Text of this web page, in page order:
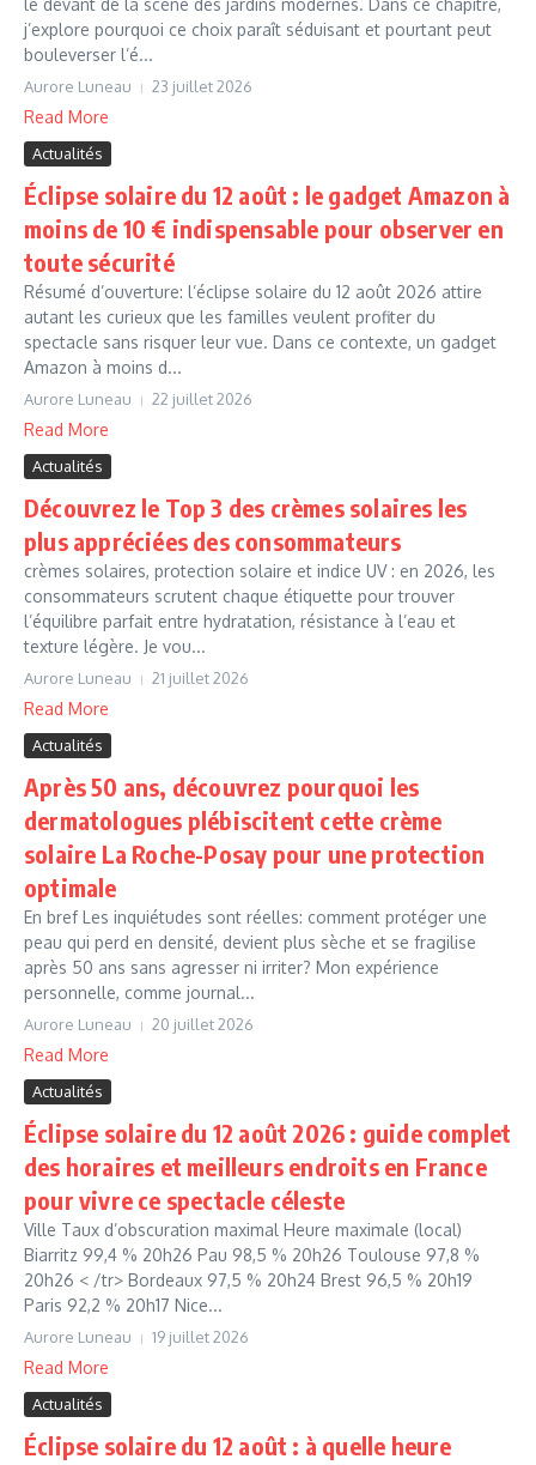
le devant de la scène des jardins modernes. Dans ce chapitre,
j’explore pourquoi ce choix paraît séduisant et pourtant peut
bouleverser l’é...
Aurore Luneau 23 juillet 2026
Read More
Actualités
Éclipse solaire du 12 août : le gadget Amazon à
moins de 10 € indispensable pour observer en
toute sécurité
Résumé d’ouverture: l’éclipse solaire du 12 août 2026 attire
autant les curieux que les familles veulent profiter du
spectacle sans risquer leur vue. Dans ce contexte, un gadget
Amazon à moins d...
Aurore Luneau 22 juillet 2026
Read More
Actualités
Découvrez le Top 3 des crèmes solaires les
plus appréciées des consommateurs
crèmes solaires, protection solaire et indice UV : en 2026, les
consommateurs scrutent chaque étiquette pour trouver
l’équilibre parfait entre hydratation, résistance à l’eau et
texture légère. Je vou...
Aurore Luneau 21 juillet 2026
Read More
Actualités
Après 50 ans, découvrez pourquoi les
dermatologues plébiscitent cette crème
solaire La Roche-Posay pour une protection
optimale
En bref Les inquiétudes sont réelles: comment protéger une
peau qui perd en densité, devient plus sèche et se fragilise
après 50 ans sans agresser ni irriter? Mon expérience
personnelle, comme journal...
Aurore Luneau 20 juillet 2026
Read More
Actualités
Éclipse solaire du 12 août 2026 : guide complet
des horaires et meilleurs endroits en France
pour vivre ce spectacle céleste
Ville Taux d’obscuration maximal Heure maximale (local)
Biarritz 99,4 % 20h26 Pau 98,5 % 20h26 Toulouse 97,8 %
20h26 < /tr> Bordeaux 97,5 % 20h24 Brest 96,5 % 20h19
Paris 92,2 % 20h17 Nice...
Aurore Luneau 19 juillet 2026
Read More
Actualités
Éclipse solaire du 12 août : à quelle heure